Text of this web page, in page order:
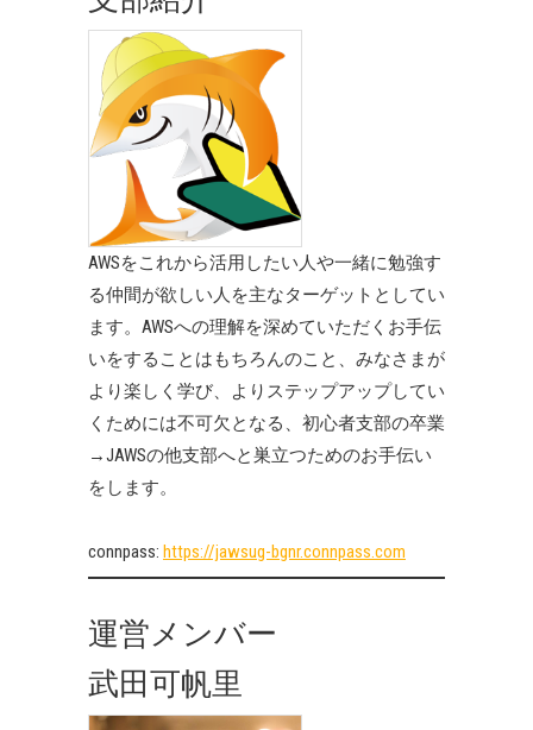
AWSをこれから活用したい人や一緒に勉強す
る仲間が欲しい人を主なターゲットとしてい
ます。AWSへの理解を深めていただくお手伝
いをすることはもちろんのこと、みなさまが
より楽しく学び、よりステップアップしてい
くためには不可欠となる、初心者支部の卒業
→JAWSの他支部へと巣立つためのお手伝い
をします。
connpass: https://jawsug-bgnr.connpass.com
運営メンバー
武田可帆里